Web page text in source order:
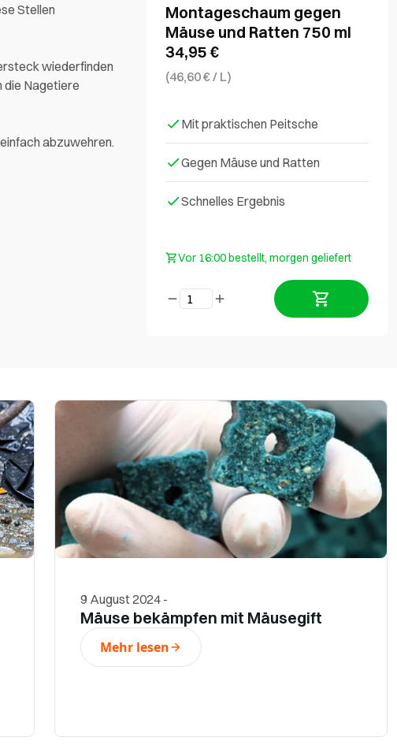
Stellen
wiederfinden
die Nagetiere
abzuwehren.
Montageschaum gegen
Mäuse und Ratten 750 ml
34,95€
(46,60 € / L)
Mit praktischen Peitsche
Gegen Mäuse und Ratten
Schnelles Ergebnis
Vor 16:00 bestellt, morgen geliefert
9 August 2024-
Mäuse bekämpfen mit Mäusegift
Mehr lesen